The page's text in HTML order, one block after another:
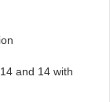
and 14 with